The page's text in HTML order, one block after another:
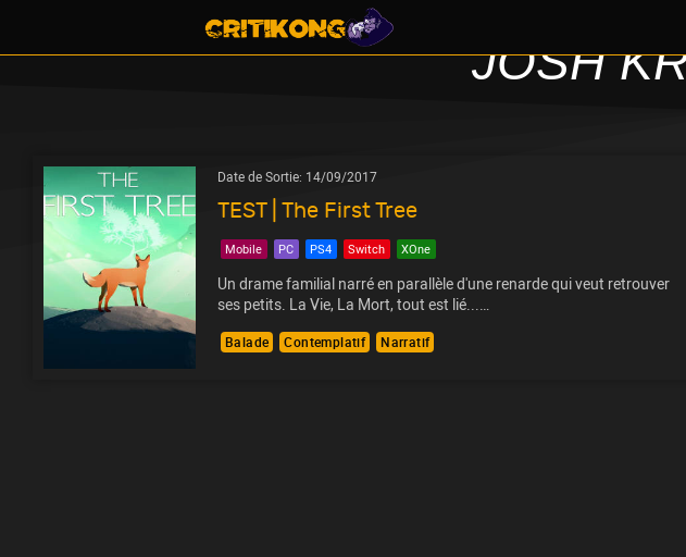
JOSH
Date de Sortie: 14/09/2017
TEST | The First Tree
Mobile PC PS4 Switch XOne
Un drame familial narré en parallèle d'une renarde qui veut retrouver
ses petits. La Vie, La Mort, tout est lié...…
Balade Contemplatif Narratif